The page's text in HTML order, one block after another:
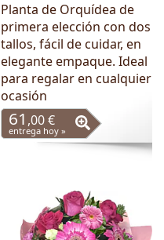
Planta de Orquídea de
primera elección con dos
tallos, fácil de cuidar, en
elegante empaque. Ideal
para regalar en cualquier
ocasión
61 ,00 €
entrega hoy »